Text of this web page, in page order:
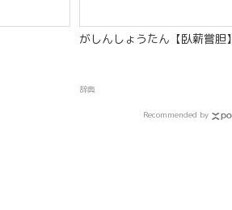
がしんしょうたん【臥薪嘗胆】
辞典
Recommended by